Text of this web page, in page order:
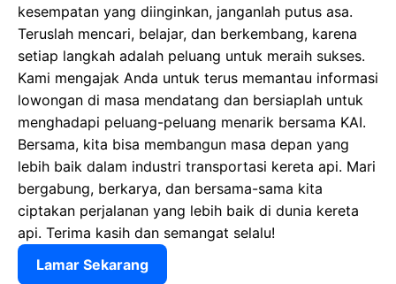
kesempatan yang diinginkan, janganlah putus asa.
Teruslah mencari, belajar, dan berkembang, karena
setiap langkah adalah peluang untuk meraih sukses.
Kami mengajak Anda untuk terus memantau informasi
lowongan di masa mendatang dan bersiaplah untuk
menghadapi peluang-peluang menarik bersama KAI.
Bersama, kita bisa membangun masa depan yang
lebih baik dalam industri transportasi kereta api. Mari
bergabung, berkarya, dan bersama-sama kita
ciptakan perjalanan yang lebih baik di dunia kereta
api. Terima kasih dan semangat selalu!
Lamar Sekarang